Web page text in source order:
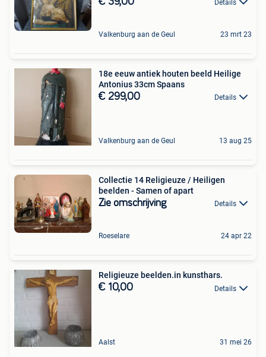
Details
Valkenburg aan de Geul 23 mrt 23
18e eeuw antiek houten beeld Heilige
Antonius 33cm Spaans
€ 299,00 Details
Valkenburg aan de Geul 13 aug 25
Collectie 14 Religieuze / Heiligen
beelden - Samen of apart
Zie omschrijving Details
Roeselare 24 apr 22
Religieuze beelden.in kunsthars.
€ 10,00 Details
Aalst 31 mei 26